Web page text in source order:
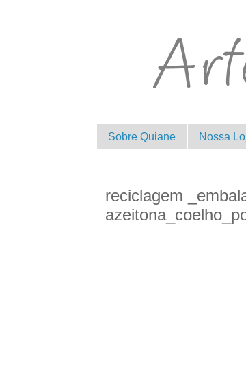
Sobre Quiane Nossa
reciclagem